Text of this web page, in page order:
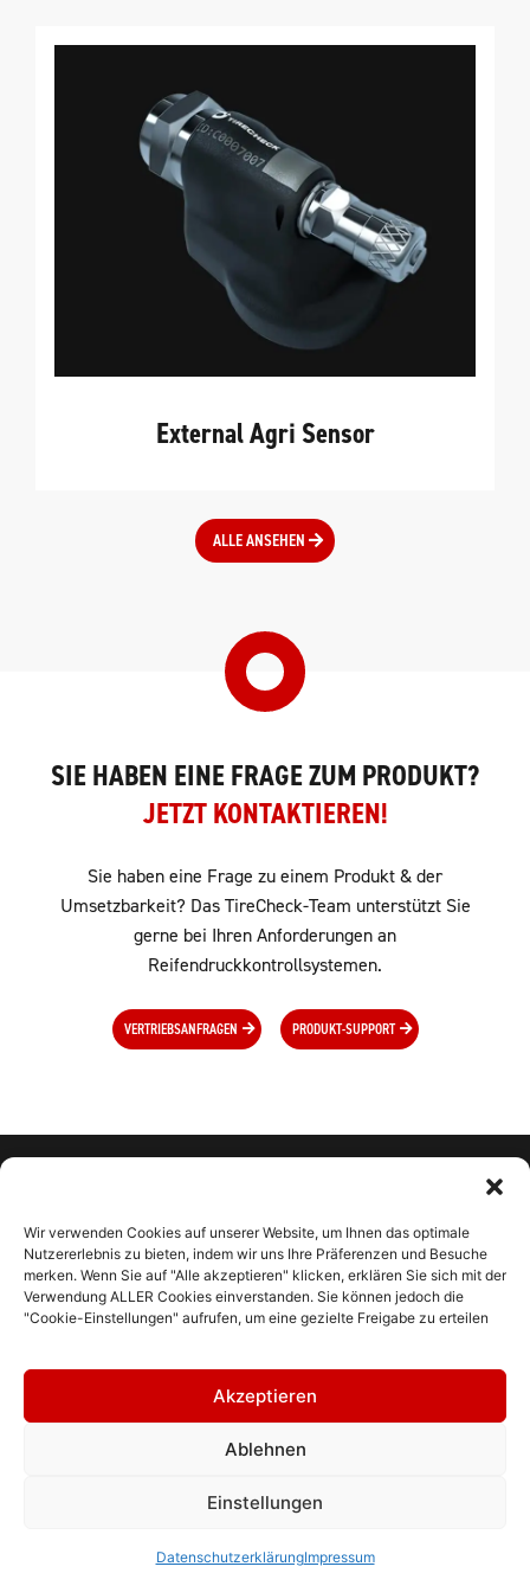
Wir verwenden Cookies auf unserer Website, um Ihnen das optimale
Nutzererlebnis zu bieten, indem wir uns Ihre Präferenzen und Besuche
merken. Wenn Sie auf "Alle akzeptieren" klicken, erklären Sie sich mit der
Verwendung ALLER Cookies einverstanden. Sie können jedoch die
"Cookie-Einstellungen" aufrufen, um eine gezielte Freigabe zu erteilen
Akzeptieren
Ablehnen
Einstellungen
DatenschutzerklärungImpressum
External Agri Sensor
ALLE ANSEHEN
SIE HABEN EINE FRAGE ZUM PRODUKT?
JETZT KONTAKTIEREN!
Sie haben eine Frage zu einem Produkt & der
Umsetzbarkeit? Das TireCheck-Team unterstützt Sie
gerne bei Ihren Anforderungen an
Reifendruckkontrollsystemen.
VERTRIEBSANFRAGEN PRODUKT-SUPPORT
KONTAKT
IMPRESSUM